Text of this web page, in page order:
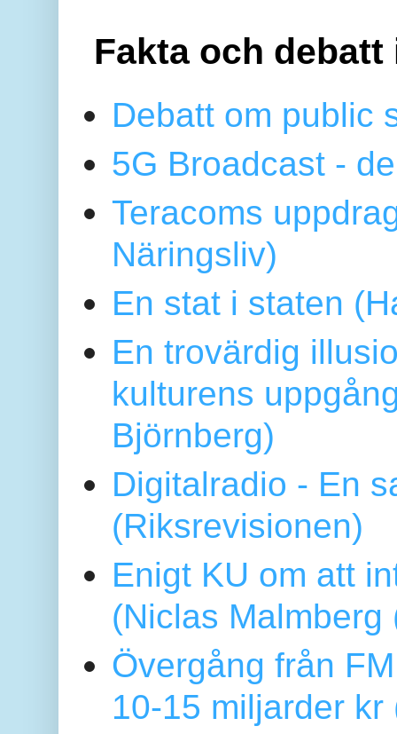
Fakta och debatt
Debatt om public
5G Broadcast -
Teracoms
Näringsliv)
En stat i staten
En trovärdig
kulturens
Björnberg)
Digitalradio - En
(Riksrevisionen)
Enigt KU om att
(Niclas
Övergång från
10-15 miljarder kr